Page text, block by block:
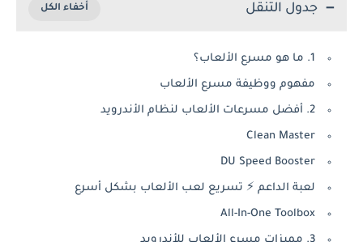
جدول التنقل
1. ما هو مسرع الألعاب؟
مفهوم ووظيفة مسرع الألعاب
2. أفضل مسرعات الألعاب لنظام الأندرويد
Clean Master
DU Speed Booster
لعبة الداعم ⚡ تسريع لعب الألعاب بشكل أسرع
All-In-One Toolbox